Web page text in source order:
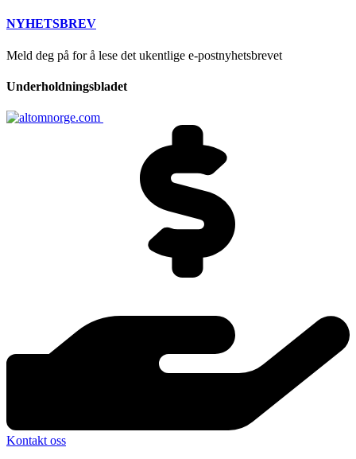
NYHETSBREV
Meld deg på for å lese det ukentlige e-postnyhetsbrevet
Underholdningsbladet
Kontakt oss